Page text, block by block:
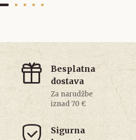
Besplatna
dostava
Za narudžbe
iznad 70 €
Sigurna